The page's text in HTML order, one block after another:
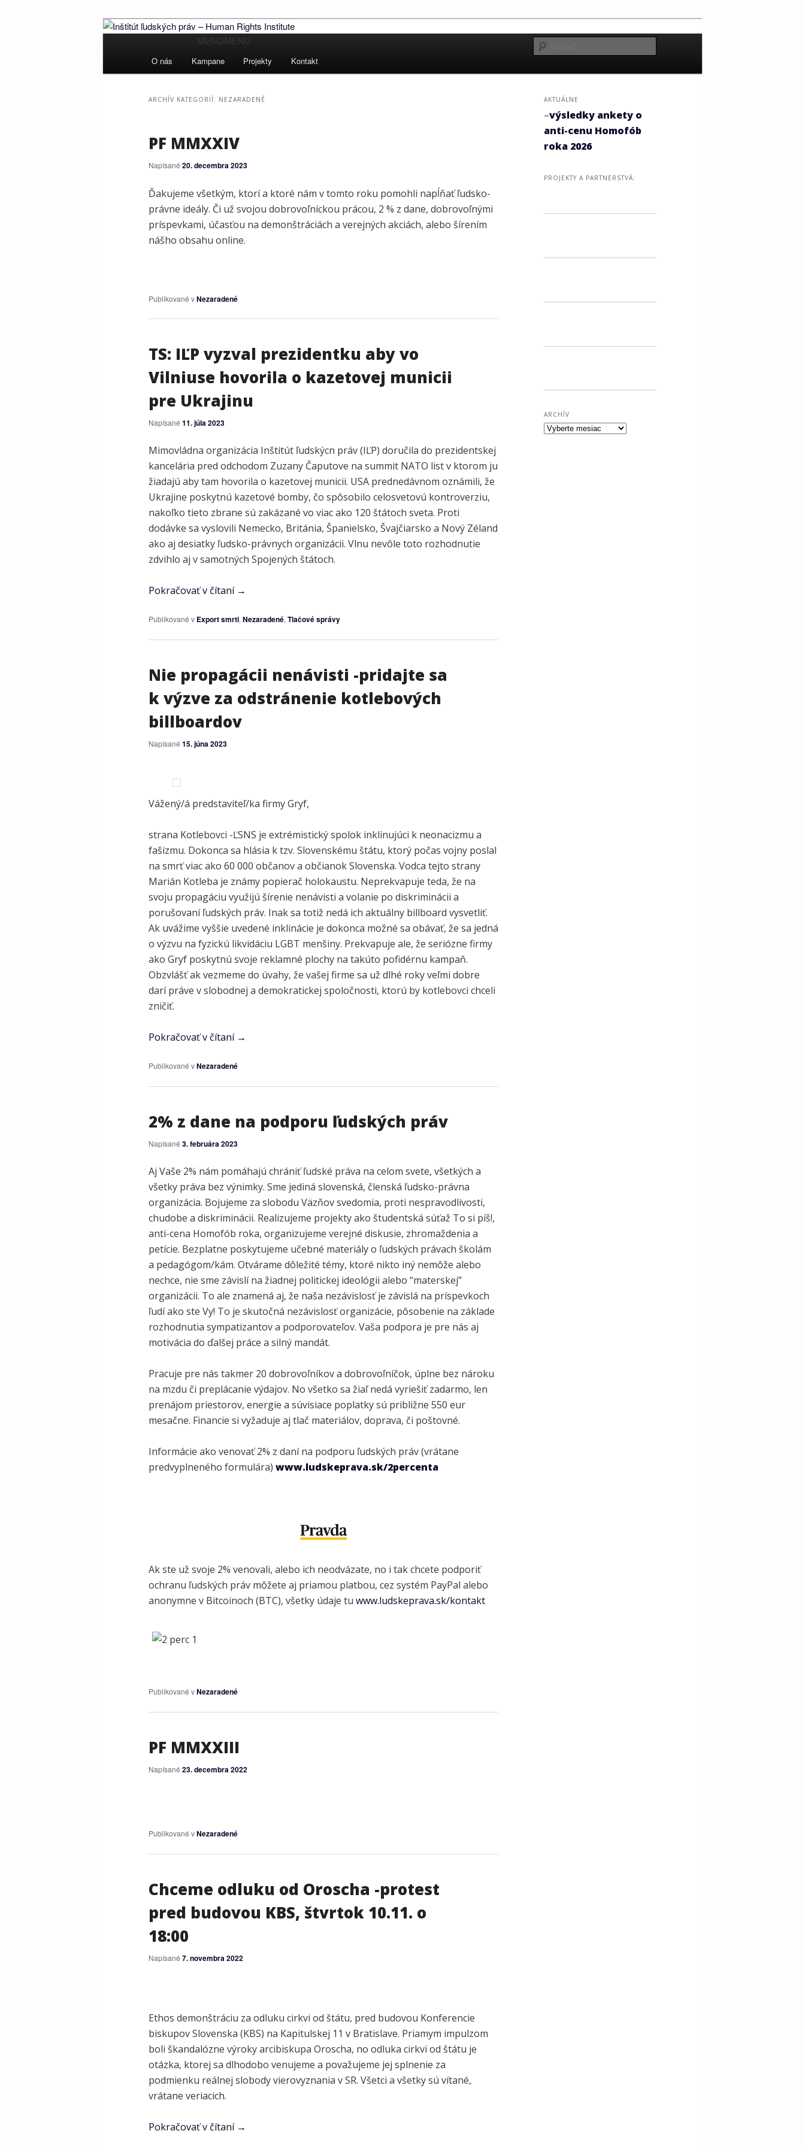
Inštitút ľudských práv – Human Rights
Ľudské práva pre všetkých!
na
obsah
na
obsah
MENU MENU
O nás Kampane Projekty Kontakt
ARCHÍV KATEGORIÍ: NEZARADENÉ
PF MMXXIV
Napísané 20. decembra 2023
Ďakujeme všetkým, ktorí a ktoré nám v tomto roku pomohli napĺňať ľudsko-
právne ideály. Či už svojou dobrovoľníckou prácou, 2 % z dane, dobrovoľnými
príspevkami, účasťou na demonštráciách a verejných akciách, alebo šírením
nášho obsahu online.
Publikované vNezaradené
TS: IĽP vyzval prezidentku aby vo
Vilniuse hovorila o kazetovej municii
pre Ukrajinu
Napísané 11. júla 2023
Mimovládna organizácia Inštitút ľudskýcn práv (IĽP) doručila do prezidentskej
kancelária pred odchodom Zuzany Čaputove na summit NATO list v ktorom ju
žiadajú aby tam hovorila o kazetovej municii. USA prednedávnom oznámili, že
Ukrajine poskytnú kazetové bomby, čo spôsobilo celosvetovú kontroverziu,
nakoľko tieto zbrane sú zakázané vo viac ako 120 štátoch sveta. Proti
dodávke sa vyslovili Nemecko, Británia, Španielsko, Švajčiarsko a Nový Zéland
ako aj desiatky ľudsko-právnych organizácii. Vlnu nevôle toto rozhodnutie
zdvihlo aj v samotných Spojených štátoch.
Pokračovať v čítaní →
Publikované v Export smrti,Nezaradené,Tlačové správy
Nie propagácii nenávisti -pridajte sa
k výzve za odstránenie kotlebových
billboardov
Napísané 15. júna 2023
Vážený/á predstaviteľ/ka firmy Gryf,
strana Kotlebovci -ĽSNS je extrémistický spolok inklinujúci k neonacizmu a
fašizmu. Dokonca sa hlásia k tzv. Slovenskému štátu, ktorý počas vojny poslal
na smrť viac ako 60 000 občanov a občianok Slovenska. Vodca tejto strany
Marián Kotleba je známy popierač holokaustu. Neprekvapuje teda, že na
svoju propagáciu využijú šírenie nenávisti a volanie po diskriminácii a
porušovaní ľudských práv. Inak sa totiž nedá ich aktuálny billboard vysvetliť.
Ak uvážime vyššie uvedené inklinácie je dokonca možné sa obávať, že sa jedná
o výzvu na fyzickú likvidáciu LGBT menšiny. Prekvapuje ale, že seriózne firmy
ako Gryf poskytnú svoje reklamné plochy na takúto pofidérnu kampaň.
Obzvlášť ak vezmeme do úvahy, že vašej firme sa už dlhé roky veľmi dobre
darí práve v slobodnej a demokratickej spoločnosti, ktorú by kotlebovci chceli
zničiť.
Pokračovať v čítaní →
Publikované vNezaradené
2% z dane na podporu ľudských práv
Napísané 3. februára 2023
Aj Vaše 2% nám pomáhajú chrániť ľudské práva na celom svete, všetkých a
všetky práva bez výnimky. Sme jediná slovenská, členská ľudsko-právna
organizácia. Bojujeme za slobodu Väzňov svedomia, proti nespravodlivosti,
chudobe a diskriminácii. Realizujeme projekty ako študentská súťaž To si píš!,
anti-cena Homofób roka, organizujeme verejné diskusie, zhromaždenia a
petície. Bezplatne poskytujeme učebné materiály o ľudských právach školám
a pedagógom/kám. Otvárame dôležité témy, ktoré nikto iný nemôže alebo
nechce, nie sme závislí na žiadnej politickej ideológii alebo “materskej”
organizácii. To ale znamená aj, že naša nezávislosť je závislá na príspevkoch
ľudí ako ste Vy! To je skutočná nezávislosť organizácie, pôsobenie na základe
rozhodnutia sympatizantov a podporovateľov. Vaša podpora je pre nás aj
motivácia do ďalšej práce a silný mandát.
Pracuje pre nás takmer 20 dobrovoľníkov a dobrovoľníčok, úplne bez nároku
na mzdu či preplácanie výdajov. No všetko sa žiaľ nedá vyriešiť zadarmo, len
prenájom priestorov, energie a súvisiace poplatky sú približne 550 eur
mesačne. Financie si vyžaduje aj tlač materiálov, doprava, či poštovné.
Informácie ako venovať 2% z daní na podporu ľudských práv (vrátane
predvyplneného formulára) www.ludskeprava.sk/2percenta
Ak ste už svoje 2% venovali, alebo ich neodvázate, no i tak chcete podporiť
ochranu ľudských práv môžete aj priamou platbou, cez systém PayPal alebo
anonymne v Bitcoinoch (BTC), všetky údaje tu www.ludskeprava.sk/kontakt
Publikované vNezaradené
PF MMXXIII
Napísané 23. decembra 2022
Publikované vNezaradené
Chceme odluku od Oroscha -protest
pred budovou KBS, štvrtok 10.11. o
18:00
Napísané 7. novembra 2022
Ethos demonštráciu za odluku cirkvi od štátu, pred budovou Konferencie
biskupov Slovenska (KBS) na Kapitulskej 11 v Bratislave. Priamym impulzom
boli škandalózne výroky arcibiskupa Oroscha, no odluka cirkvi od štátu je
otázka, ktorej sa dlhodobo venujeme a považujeme jej splnenie za
podmienku reálnej slobody vierovyznania v SR. Všetci a všetky sú vítané,
vrátane veriacich.
Pokračovať v čítaní →
AKTUÁLNE
–výsledky ankety o
anti-cenu Homofób
roka 2026
PROJEKTY A PARTNERSTVÁ:
ARCHÍV
Archív